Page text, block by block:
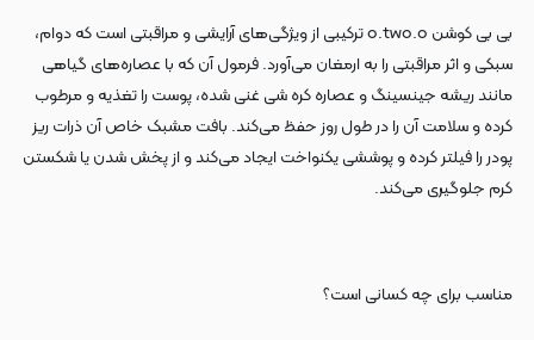
بی بی کوشن o.two.o ترکیبی از ویژگی‌های آرایشی و مراقبتی است که دوام،
سبکی و اثر مراقبتی را به ارمغان می‌آورد. فرمول آن که با عصاره‌های گیاهی
مانند ریشه جینسینگ و عصاره کره شی غنی شده، پوست را تغذیه و مرطوب
کرده و سلامت آن را در طول روز حفظ می‌کند. بافت مشبک خاص آن ذرات ریز
پودر را فیلتر کرده و پوششی یکنواخت ایجاد می‌کند و از پخش شدن یا شکستن
کرم جلوگیری می‌کند.
مناسب برای چه کسانی است؟